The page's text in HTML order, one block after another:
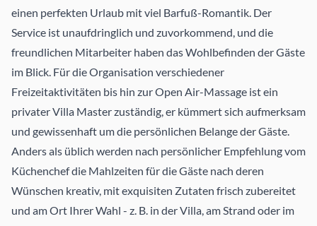
einen perfekten Urlaub mit viel Barfuß-Romantik. Der
Service ist unaufdringlich und zuvorkommend, und die
freundlichen Mitarbeiter haben das Wohlbefinden der Gäste
im Blick. Für die Organisation verschiedener
Freizeitaktivitäten bis hin zur Open Air-Massage ist ein
privater Villa Master zuständig, er kümmert sich aufmerksam
und gewissenhaft um die persönlichen Belange der Gäste.
Anders als üblich werden nach persönlicher Empfehlung vom
Küchenchef die Mahlzeiten für die Gäste nach deren
Wünschen kreativ, mit exquisiten Zutaten frisch zubereitet
und am Ort Ihrer Wahl - z. B. in der Villa, am Strand oder im